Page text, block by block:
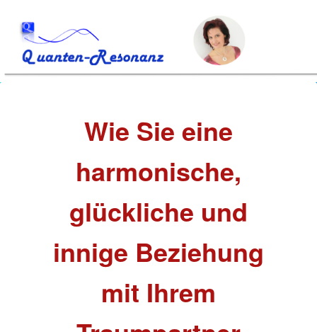
Wie Sie eine
harmonische,
glückliche und
innige Beziehung
mit Ihrem